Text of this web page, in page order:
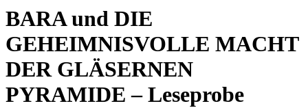
BARA und DIE
GEHEIMNISVOLLE MACHT
DER GLÄSERNEN
PYRAMIDE – Leseprobe